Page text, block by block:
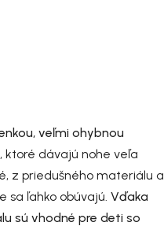
veľmi ohybnou
, ktoré dávajú nohe veľa
z priedušného materiálu a
sa ľahko obúvajú.Vďaka
sú vhodné pre deti so